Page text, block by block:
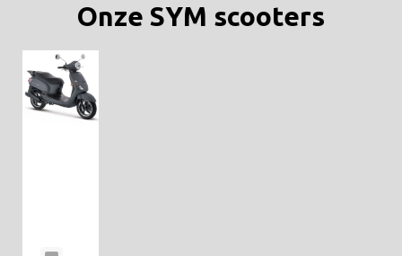
Onze SYM scooters